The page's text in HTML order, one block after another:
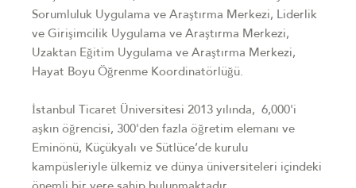
Sorumluluk Uygulama ve Araştırma Merkezi, Liderlik
ve Girişimcilik Uygulama ve Araştırma Merkezi,
Uzaktan Eğitim Uygulama ve Araştırma Merkezi,
Hayat Boyu Öğrenme Koordinatörlüğü.
İstanbul Ticaret Üniversitesi 2013 yılında, 6,000'i
aşkın öğrencisi, 300'den fazla öğretim elemanı ve
Eminönü, Küçükyalı ve Sütlüce’de kurulu
kampüsleriyle ülkemiz ve dünya üniversiteleri içindeki